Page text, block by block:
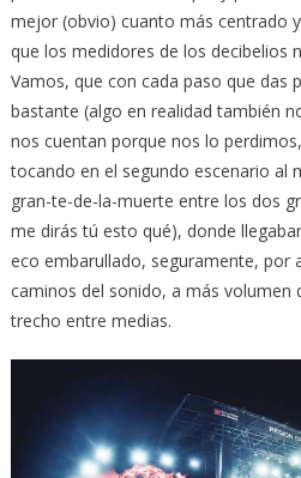
mejor (obvio) cuanto más centrado
que los medidores de los decibelios
Vamos, que con cada paso que das
bastante (algo en realidad también
nos cuentan porque nos lo
tocando en el segundo escenario al
gran-te-de-la-muerte entre los dos
me dirás tú esto qué), donde
eco embarullado, seguramente, por
caminos del sonido, a más volumen
trecho entre medias.